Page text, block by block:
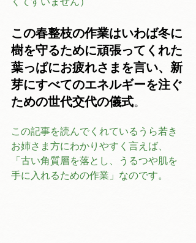
この春整枝の作業はいわば冬に
樹を守るために頑張ってくれた
葉っぱにお疲れさまを言い、新
芽にすべてのエネルギーを注ぐ
ための世代交代の儀式。
この記事を読んでくれているうら若き
お姉さま方にわかりやすく言えば、
「古い角質層を落とし、うるつや肌を
手に入れるための作業」なのです。